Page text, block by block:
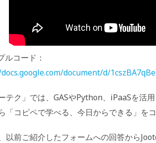
ルコード：
document/d/
テク」では、GASやPython、iPaaSを活
「コピペで学べる、今日からできる」を
以前ご紹介したフォームへの回答から